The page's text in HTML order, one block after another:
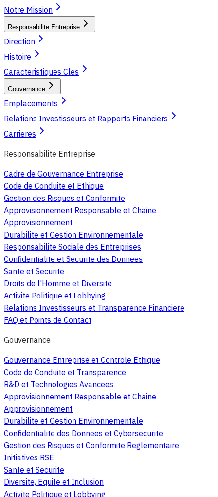
Notre Mission
Responsabilite Entreprise
Direction
Histoire
Caracteristiques Cles
Gouvernance
Emplacements
Relations Investisseurs et Rapports Financiers
Carrieres
Responsabilite Entreprise
Cadre de Gouvernance Entreprise
Code de Conduite et Ethique
Gestion des Risques et Conformite
Approvisionnement Responsable et Chaine
Approvisionnement
Durabilite et Gestion Environnementale
Responsabilite Sociale des Entreprises
Confidentialite et Securite des Donnees
Sante et Securite
Droits de l'Homme et Diversite
Activite Politique et Lobbying
Relations Investisseurs et Transparence Financiere
FAQ et Points de Contact
Gouvernance
Gouvernance Entreprise et Controle Ethique
Code de Conduite et Transparence
R&D et Technologies Avancees
Approvisionnement Responsable et Chaine
Approvisionnement
Durabilite et Gestion Environnementale
Confidentialite des Donnees et Cybersecurite
Gestion des Risques et Conformite Reglementaire
Initiatives RSE
Sante et Securite
Diversite, Equite et Inclusion
Activite Politique et Lobbying